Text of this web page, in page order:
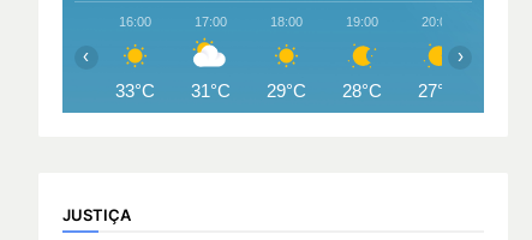
16:00
33°C
17:00
31°C
18:00
29°C
19:00
28°C
20:00
27°C
‹ ›
JUSTIÇA